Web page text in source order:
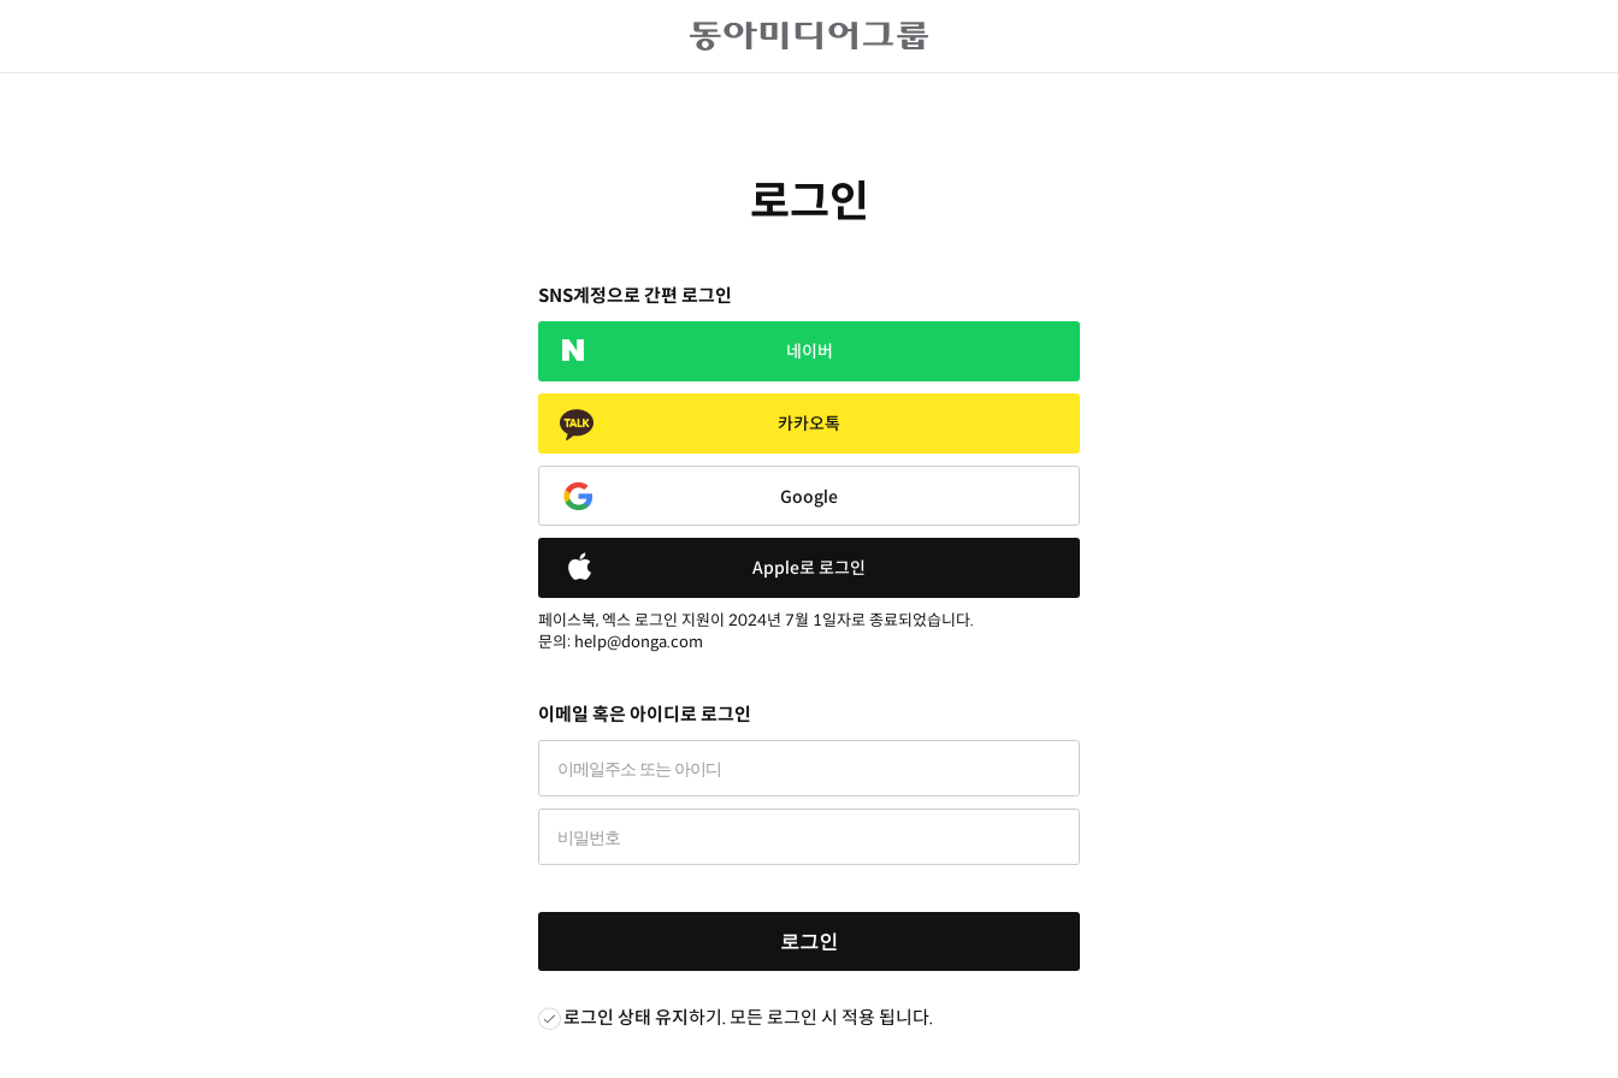
로그인
SNS계정으로 간편 로그인
네이버
카카오톡
Google
Apple로 로그인
페이스북, 엑스 로그인 지원이 2024년 7월 1일자로 종료되었습니다.
문의: help@donga.com
이메일 혹은 아이디로 로그인
로그인
로그인 상태 유지하기. 모든 로그인 시 적용 됩니다.